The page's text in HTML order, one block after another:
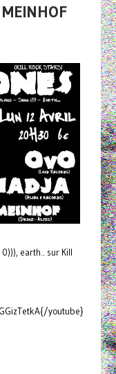
0))), earth.. sur Kill
youtube}